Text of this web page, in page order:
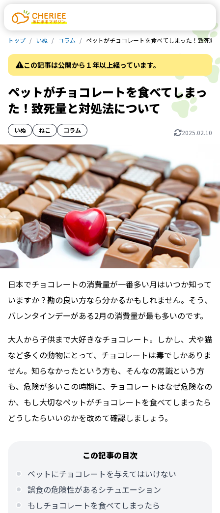
トップ いぬ コラム ペットがチョコレートを食べてしまった！致死量
この記事は公開から１年以上経っています。
ペットがチョコレートを食べてしまっ
た！致死量と対処法について
いぬ ねこ コラム 2025.02.10
日本でチョコレートの消費量が一番多い月はいつか知って
いますか？勘の良い方なら分かるかもしれません。そう、
バレンタインデーがある2月の消費量が最も多いのです。
大人から子供まで大好きなチョコレート。しかし、犬や猫
など多くの動物にとって、チョコレートは毒でしかありま
せん。知らなかったという方も、そんなの常識という方
も、危険が多いこの時期に、チョコレートはなぜ危険なの
か、もし大切なペットがチョコレートを食べてしまったら
どうしたらいいのかを改めて確認しましょう。
この記事の目次
ペットにチョコレートを与えてはいけない
誤食の危険性があるシチュエーション
もしチョコレートを食べてしまったら